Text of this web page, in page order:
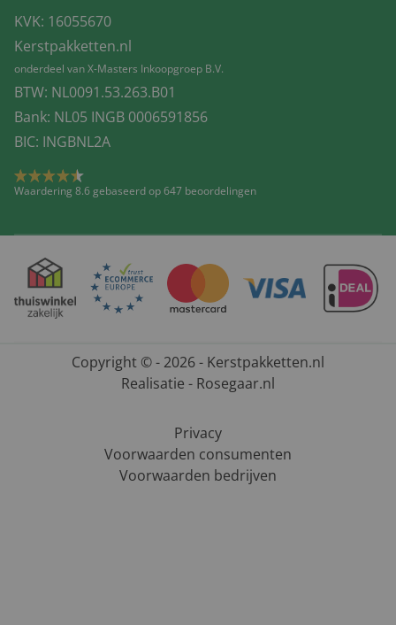
KVK: 16055670
Kerstpakketten.nl
onderdeel van X-Masters Inkoopgroep B.V.
BTW: NL0091.53.263.B01
Bank: NL05 INGB 0006591856
BIC: INGBNL2A
Waardering 8.6 gebaseerd op 647 beoordelingen
Copyright © - 2026 - Kerstpakketten.nl
Realisatie - Rosegaar.nl
Privacy
Voorwaarden consumenten
Voorwaarden bedrijven